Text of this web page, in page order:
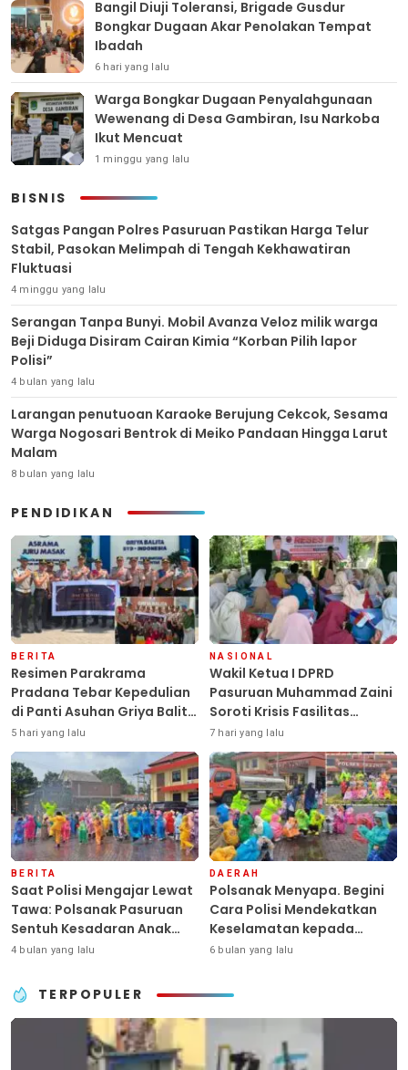
Bangil Diuji Toleransi, Brigade Gusdur
Bongkar Dugaan Akar Penolakan Tempat
Ibadah
6 hari yang lalu
Warga Bongkar Dugaan Penyalahgunaan
Wewenang di Desa Gambiran, Isu Narkoba
Ikut Mencuat
1 minggu yang lalu
BISNIS
Satgas Pangan Polres Pasuruan Pastikan Harga Telur
Stabil, Pasokan Melimpah di Tengah Kekhawatiran
Fluktuasi
4 minggu yang lalu
Serangan Tanpa Bunyi. Mobil Avanza Veloz milik warga
Beji Diduga Disiram Cairan Kimia “Korban Pilih lapor
Polisi”
4 bulan yang lalu
Larangan penutuoan Karaoke Berujung Cekcok, Sesama
Warga Nogosari Bentrok di Meiko Pandaan Hingga Larut
Malam
8 bulan yang lalu
PENDIDIKAN
BERITA
Resimen Parakrama
Pradana Tebar Kepedulian
di Panti Asuhan Griya Balita
SYD, Peluk Hangat Balita
Terlantar “POLRI Hadir
Dengan Hati”
5 hari yang lalu
NASIONAL
Wakil Ketua I DPRD
Pasuruan Muhammad Zaini
Soroti Krisis Fasilitas
Sekolah di Tengah Efisiensi
Anggaran
7 hari yang lalu
BERITA
Saat Polisi Mengajar Lewat
Tawa: Polsanak Pasuruan
Sentuh Kesadaran Anak
Sejak Dini
4 bulan yang lalu
DAERAH
Polsanak Menyapa. Begini
Cara Polisi Mendekatkan
Keselamatan kepada
Generasi Sejak Usia Dini
6 bulan yang lalu
TERPOPULER